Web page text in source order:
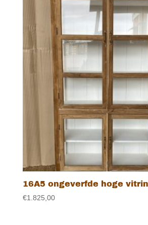
16A5 ongeverfde hoge
€1.825,00